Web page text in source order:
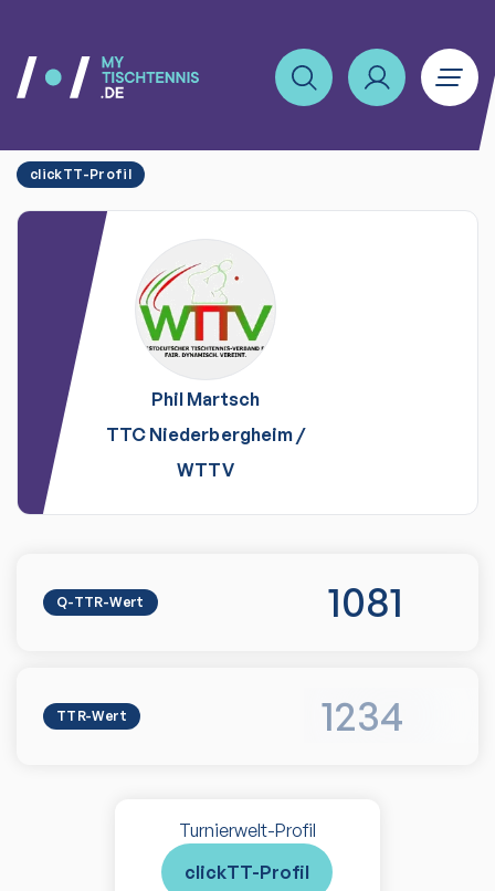
clickTT-Profil
Phil Martsch
TTC Niederbergheim/
WTTV
Q-TTR-Wert 1081
TTR-Wert 1234
Turnierwelt-Profil
clickTT-Profil